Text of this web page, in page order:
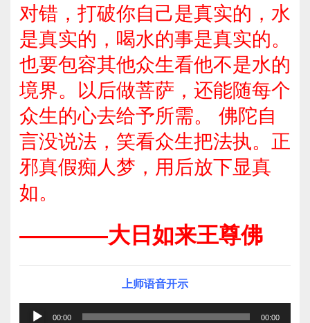
对错，打破你自己是真实的，水
是真实的，喝水的事是真实的。
也要包容其他众生看他不是水的
境界。以后做菩萨，还能随每个
众生的心去给予所需。 佛陀自
言没说法，笑看众生把法执。正
邪真假痴人梦，用后放下显真
如。
————大日如来王尊佛
上师语音开示
00:00 00:00